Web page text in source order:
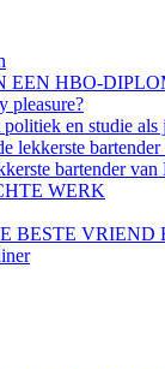
EEN HBO-
pleasure?
en studie als
lekkerste
bartender van
WERK
BESTE VRIEND